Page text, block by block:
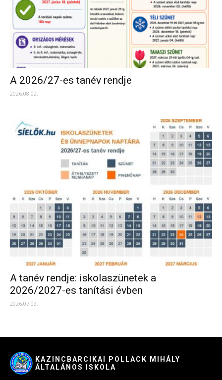
A 2026/27-es tanév rendje
2026.08.02.
A tanév rendje: iskolaszünetek a
2026/2027-es tanítási évben
2026.07.09.
KAZINCBARCIKAI POLLACK MIHÁLY
ÁLTALÁNOS ISKOLA